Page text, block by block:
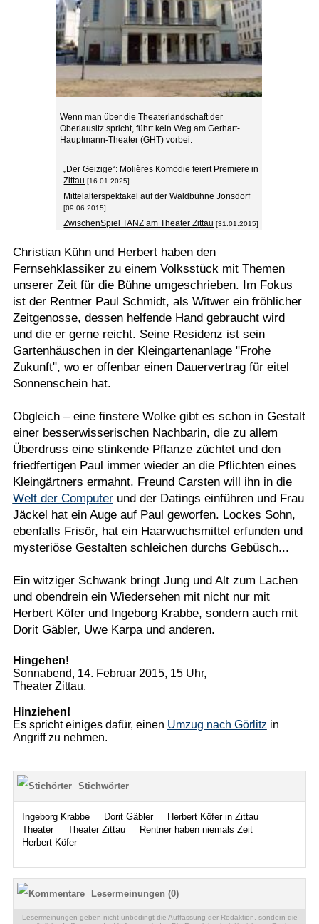
Wenn man über die Theaterlandschaft der
Oberlausitz spricht, führt kein Weg am Gerhart-
Hauptmann-Theater (GHT) vorbei.
„Der Geizige“: Molières Komödie feiert Premiere in
Zittau [16.01.2025]
Mittelalterspektakel auf der Waldbühne Jonsdorf
[09.06.2015]
ZwischenSpiel TANZ am Theater Zittau [31.01.2015]
Christian Kühn und Herbert haben den
Fernsehklassiker zu einem Volksstück mit Themen
unserer Zeit für die Bühne umgeschrieben. Im Fokus
ist der Rentner Paul Schmidt, als Witwer ein fröhlicher
Zeitgenosse, dessen helfende Hand gebraucht wird
und die er gerne reicht. Seine Residenz ist sein
Gartenhäuschen in der Kleingartenanlage "Frohe
Zukunft", wo er offenbar einen Dauervertrag für eitel
Sonnenschein hat.
Obgleich – eine finstere Wolke gibt es schon in Gestalt
einer besserwisserischen Nachbarin, die zu allem
Überdruss eine stinkende Pflanze züchtet und den
friedfertigen Paul immer wieder an die Pflichten eines
Kleingärtners ermahnt. Freund Carsten will ihn in die
Welt der Computerund der Datings einführen und Frau
Jäckel hat ein Auge auf Paul geworfen. Lockes Sohn,
ebenfalls Frisör, hat ein Haarwuchsmittel erfunden und
mysteriöse Gestalten schleichen durchs Gebüsch...
Ein witziger Schwank bringt Jung und Alt zum Lachen
und obendrein ein Wiedersehen mit nicht nur mit
Herbert Köfer und Ingeborg Krabbe, sondern auch mit
Dorit Gäbler, Uwe Karpa und anderen.
Hingehen!
Sonnabend, 14. Februar 2015, 15 Uhr,
Theater Zittau.
Hinziehen!
Es spricht einiges dafür, einen Umzug nach Görlitz in
Angriff zu nehmen.
Stichwörter
Ingeborg Krabbe Dorit Gäbler
Herbert Köfer in Zittau
Theater
Theater Zittau
Rentner haben niemals Zeit
Herbert Köfer
Lesermeinungen (0)
Lesermeinungen geben nicht unbedingt die Auffassung der Redaktion, sondern die